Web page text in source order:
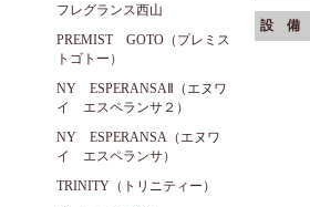
フレグランス西山
PREMIST GOTO（プレミス
トゴトー）
NY ESPERANSAⅡ（エヌワ
イ エスペランサ２）
NY ESPERANSA（エヌワ
イ エスペランサ）
TRINITY（トリニティー）
設 備